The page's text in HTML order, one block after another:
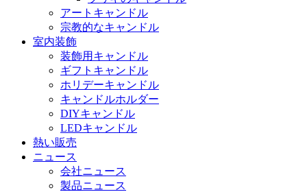
アートキャンドル
宗教的なキャンドル
室内装飾
装飾用キャンドル
ギフトキャンドル
ホリデーキャンドル
キャンドルホルダー
DIYキャンドル
LEDキャンドル
熱い販売
ニュース
会社ニュース
製品ニュース